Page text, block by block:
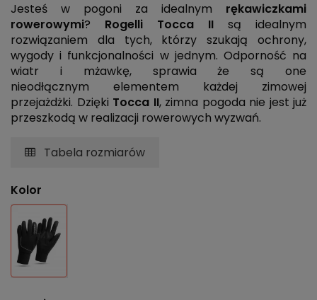
Jesteś w pogoni za idealnym rękawiczkami
rowerowymi? Rogelli Tocca II są idealnym
rozwiązaniem dla tych, którzy szukają ochrony,
wygody i funkcjonalności w jednym. Odporność na
wiatr i mżawkę, sprawia że są one
nieodłącznym elementem każdej zimowej
przejażdżki. Dzięki Tocca II, zimna pogoda nie jest już
przeszkodą w realizacji rowerowych wyzwań.
Tabela rozmiarów
Kolor
Czarny